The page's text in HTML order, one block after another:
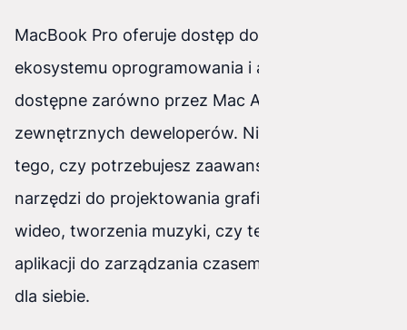
MacBook Pro oferuje dostęp do bogatego
ekosystemu oprogramowania i aplikacji, które są
dostępne zarówno przez Mac App Store, jak i od
zewnętrznych deweloperów. Niezależnie od
tego, czy potrzebujesz zaawansowanych
narzędzi do projektowania graficznego, edycji
wideo, tworzenia muzyki, czy też prostych
aplikacji do zarządzania czasem, znajdziesz coś
dla siebie.